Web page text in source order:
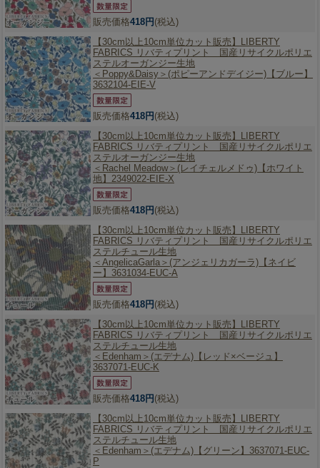
販売価格418円 (税込)
【30cm以上10cm単位カット販売】
LIBERTY
FABRICS リバティプリント 国産リサイクルポリエ
ステルオーガンジー生地
＜Poppy&Daisy＞(ポピーアンドデイジー)【ブルー】
3632104-EIE-V
販売価格418円 (税込)
【30cm以上10cm単位カット販売】
LIBERTY
FABRICS リバティプリント 国産リサイクルポリエ
ステルオーガンジー生地
＜Rachel Meadow＞(レイチェルメドゥ)【ホワイト
地】2349022-EIE-X
販売価格418円 (税込)
【30cm以上10cm単位カット販売】
LIBERTY
FABRICS リバティプリント 国産リサイクルポリエ
ステルチュール生地
＜AngelicaGarla＞(アンジェリカガーラ)【ネイビ
ー】3631034-EUC-A
販売価格418円 (税込)
【30cm以上10cm単位カット販売】
LIBERTY
FABRICS リバティプリント 国産リサイクルポリエ
ステルチュール生地
＜Edenham＞(エデナム)【レッド×ベージュ】
3637071-EUC-K
販売価格418円 (税込)
【30cm以上10cm単位カット販売】
LIBERTY
FABRICS リバティプリント 国産リサイクルポリエ
ステルチュール生地
＜Edenham＞(エデナム)【グリーン】3637071-EUC-
P